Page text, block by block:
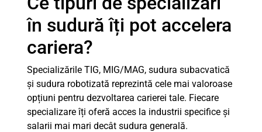
în sudură îți pot accelera
cariera?
Specializările TIG, MIG/MAG, sudura subacvatică
și sudura robotizată reprezintă cele mai valoroase
opțiuni pentru dezvoltarea carierei tale. Fiecare
specializare îți oferă acces la industrii specifice și
salarii mai mari decât sudura generală.